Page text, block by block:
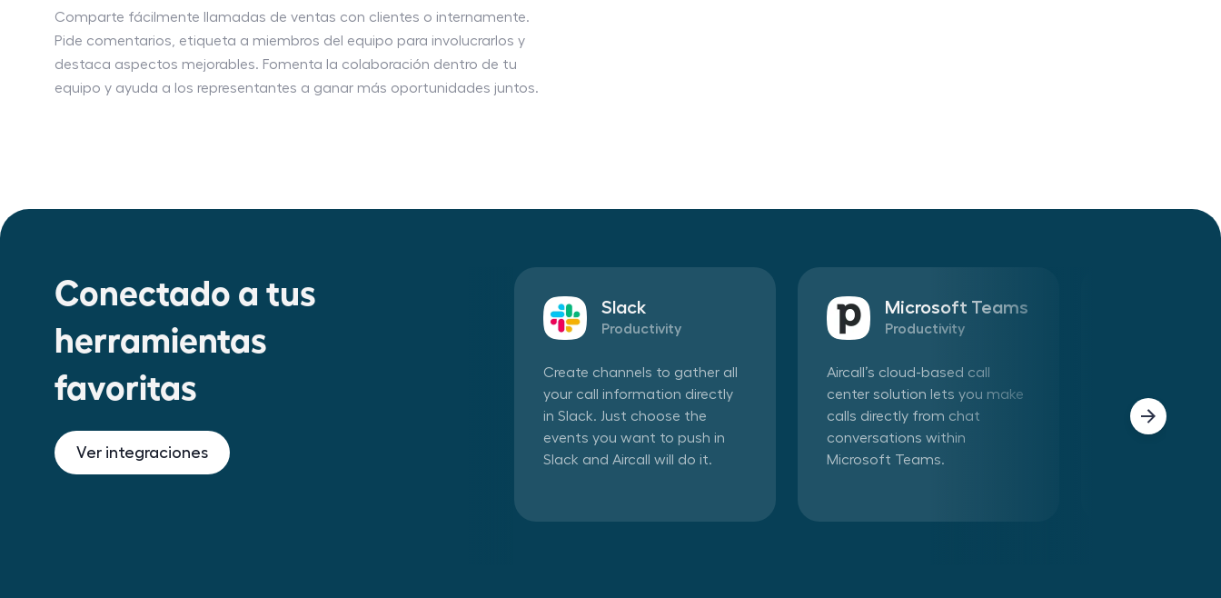
Comparte fácilmente llamadas de ventas con clientes o internamente.
Pide comentarios, etiqueta a miembros del equipo para involucrarlos y
destaca aspectos mejorables. Fomenta la colaboración dentro de tu
equipo y ayuda a los representantes a ganar más oportunidades juntos.
Conectado a tus
herramientas
favoritas
Ver integraciones
Slack
Productivity
Create channels to gather all
your call information directly
in Slack. Just choose the
events you want to push in
Slack and Aircall will do it.
Microsoft Teams
Productivity
Aircall’s cloud-based call
center solution lets you make
calls directly from chat
conversations within
Microsoft Teams.
in one click.
phone calls
Aircall app